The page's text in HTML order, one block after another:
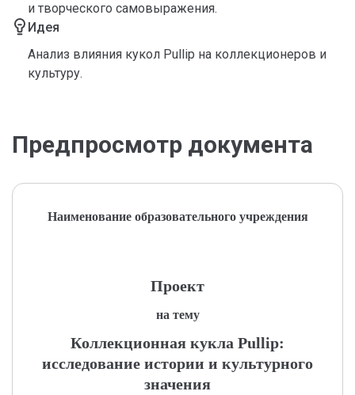
и творческого самовыражения.
Идея
Анализ влияния кукол Pullip на коллекционеров и
культуру.
Предпросмотр документа
Наименование образовательного учреждения
Проект
на тему
Коллекционная кукла Pullip:
исследование истории и культурного
значения